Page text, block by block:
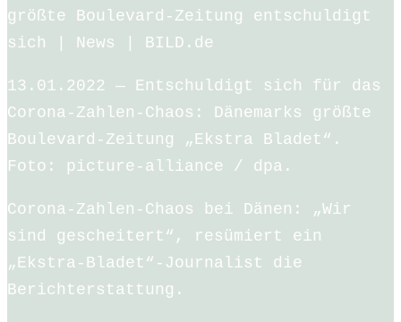
größte Boulevard-Zeitung entschuldigt
sich | News | BILD.de
13.01.2022 — Entschuldigt sich für das
Corona-Zahlen-Chaos: Dänemarks größte
Boulevard-Zeitung „Ekstra Bladet“.
Foto: picture-alliance / dpa.
Corona-Zahlen-Chaos bei Dänen: „Wir
sind gescheitert“, resümiert ein
„Ekstra-Bladet“-Journalist die
Berichterstattung.